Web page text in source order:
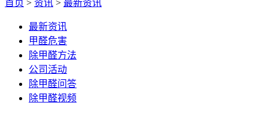
首页 > 资讯 > 最新资讯
最新资讯
甲醛危害
除甲醛方法
公司活动
除甲醛问答
除甲醛视频